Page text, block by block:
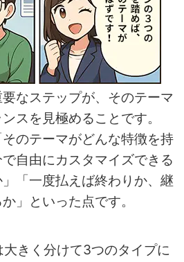
なステップが、そのテーマ
スを見極めることです。
のテーマがどんな特徴を持
自由にカスタマイズできる
「一度払えば終わりか、継
」といった点です。
きく分けて3つのタイプに